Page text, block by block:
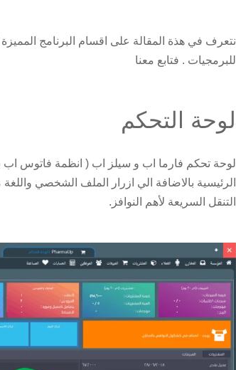
نتعرف في هذة المقالة على اقسام البرنامج
للبرمجيات . فتابع معنا
لوحة التحكم
لوحة تحكم فارما اب و سيلز اب ( انظمة فاتوس اب
الرئيسية بالاضافة الي ازرار الملف الشخصي
التنقل السريعة لأهم النوافز.